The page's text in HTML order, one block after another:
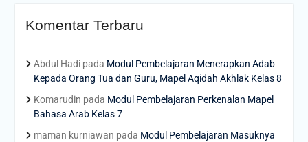
Komentar Terbaru
Abdul Hadipada Modul Pembelajaran Menerapkan Adab
Kepada Orang Tua dan Guru, Mapel Aqidah Akhlak Kelas 8
Komarudin pada Modul Pembelajaran Perkenalan Mapel
Bahasa Arab Kelas 7
maman kurniawan pada Modul Pembelajaran Masuknya